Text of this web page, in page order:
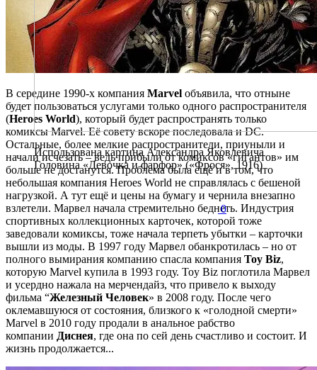
В середине 1990-х компания Marvel объявила, что отныне
будет пользоваться услугами только одного распространителя
(Heroes World), который будет распространять только
комиксы Marvel. Её совету вскоре последовала и DC.
Остальные, более мелкие распространители, приуныли и
начали исчезать – ведь прибыли от комиксов «гигантов» им
больше не достанутся. Проблема была ещё и в том, что
небольшая компания Heroes World не справлялась с бешеной
нагрузкой. А тут ещё и цены на бумагу и чернила внезапно
взлетели. Марвел начала стремительно беднеть. Индустрия
спортивных коллекционных карточек, которой тоже
заведовали комиксы, тоже начала терпеть убытки – карточки
вышли из моды. В 1997 году Марвел обанкротилась – но от
полного вымирания компанию спасла компания Toy Biz,
которую Marvel купила в 1993 году. Toy Biz поглотила Марвел
и усердно нажала на мерчендайз, что привело к выходу
фильма “Железный Человек» в 2008 году. После чего
оклемавшуюся от состояния, близкого к «голодной смерти»
Marvel в 2010 году продали в анальное рабство
компании Диснея, где она по сей день счастливо и состоит. И
жизнь продолжается...
Использована картина Александра Яковлевича
Головина «Девочка и фарфор» («Фрося», 1916)
0